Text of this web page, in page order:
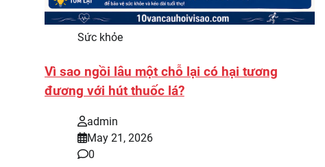
Sức khỏe
Vì sao ngồi lâu một chỗ lại có hại tương
đương với hút thuốc lá?
admin
May 21, 2026
0